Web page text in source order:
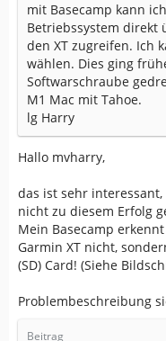
mit Basecamp kann
Betriebssystem direkt
den XT zugreifen. Ich
wählen. Dies ging
Softwarschraube
M1 Mac mit Tahoe.
lg Harry
Hallo mvharry,
das ist sehr
nicht zu diesem Erfolg
Mein Basecamp
Garmin XT nicht,
(SD) Card! (Siehe
Problembeschreibung
Beitrag